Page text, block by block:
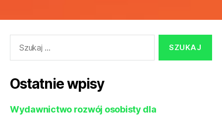
Ostatnie wpisy
Wydawnictwo rozwój osobisty dla